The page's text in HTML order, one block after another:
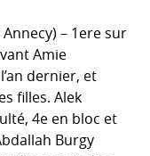
– 1ere sur
Amie
dernier, et
filles. Alek
4e en bloc et
Burgy